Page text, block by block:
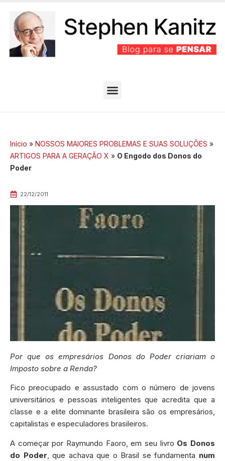
Início » NOSSOS MAIORES PROBLEMAS E SUAS SOLUÇÕES »
ARTIGOS PARA A GERAÇÃO X » O Engodo dos Donos do
Poder
22/12/2011
Por que os empresários Donos do Poder criariam o
Imposto sobre a Renda?
Fico preocupado e assustado com o número de jovens
universitários e pessoas inteligentes que acredita que a
classe e a elite dominante brasileira são os empresários,
capitalistas e especuladores brasileiros.
A começar por Raymundo Faoro, em seu livro Os Donos
do Poder , que achava que o Brasil se fundamenta num